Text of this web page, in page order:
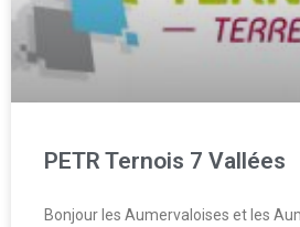
PETR Ternois 7 Vallées
Bonjour les Aumervaloises et les